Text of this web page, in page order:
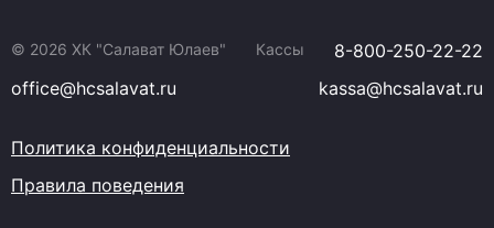
© 2026 ХК "Салават Юлаев" Кассы
8-800-250-22-22
office@hcsalavat.ru
kassa@hcsalavat.ru
Политика конфиденциальности
Правила поведения